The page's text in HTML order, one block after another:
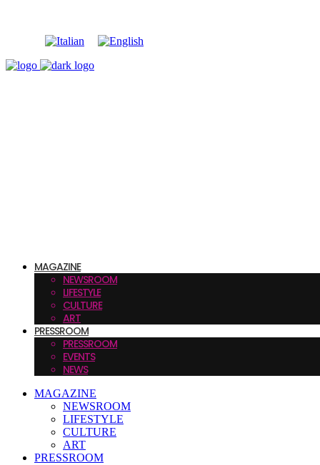
MAGAZINE
NEWSROOM
LIFESTYLE
CULTURE
ART
PRESSROOM
PRESSROOM
EVENTS
NEWS
MAGAZINE
NEWSROOM
LIFESTYLE
CULTURE
ART
PRESSROOM